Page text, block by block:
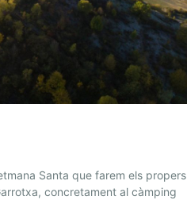
Santa que farem els propers
concretament al càmping